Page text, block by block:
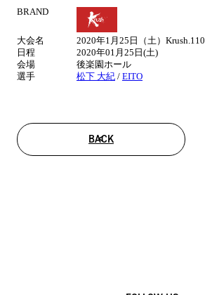
BRAND
大会名
2020年1月25日（土）Krush.110
日程
2020年01月25日(土)
会場
後楽園ホール
選手
松下 大紀 / EITO
BACK